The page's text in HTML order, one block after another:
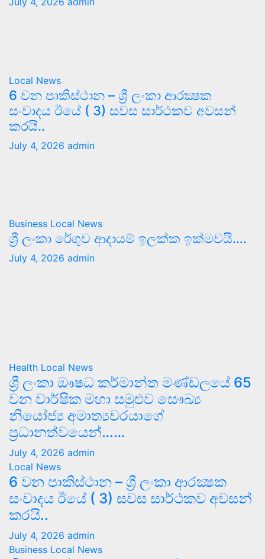
Local News
6 වන පාකිස්ථාන – ශ්‍රී ලංකා ආරක්‍ෂක
සංවාදය ඊයේ ( 3) සවස සාර්ථකව අවසන්
කරයි..
July 4, 2026 admin
Business Local News
ශ්‍රී ලංකා රේගුව ආදායම් ඉලක්ක ඉක්මවයි….
July 4, 2026 admin
Health Local News
ශ්‍රී ලංකා ඖෂධ කර්මාන්ත මණ්ඩලයේ 65
වන වාර්ෂික මහා සමුළුව සෞඛ්‍ය
නියෝජ්‍ය අමාත්‍යවරයාගේ
ප්‍රධානත්වයෙන්……
July 4, 2026 admin
Local News
6 වන පාකිස්ථාන – ශ්‍රී ලංකා ආරක්‍ෂක
සංවාදය ඊයේ ( 3) සවස සාර්ථකව අවසන්
කරයි..
July 4, 2026 admin
Business Local News